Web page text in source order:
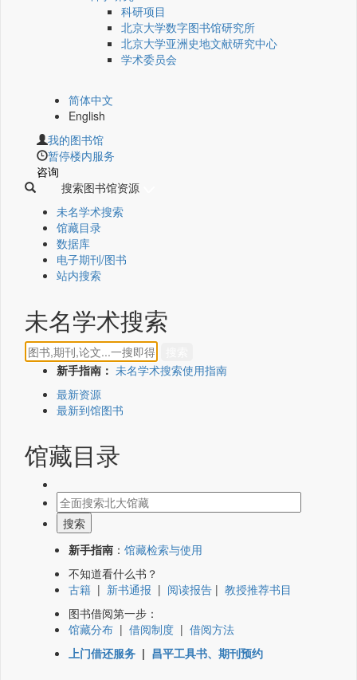
科研项目
北京大学数字图书馆研究所
北京大学亚洲史地文献研究中心
学术委员会
简体中文
English
我的图书馆
暂停楼内服务
咨询
搜索图书馆资源
未名学术搜索
馆藏目录
数据库
电子期刊/图书
站内搜索
未名学术搜索
新手指南： 未名学术搜索使用指南
最新资源
最新到馆图书
馆藏目录
新手指南 ： 馆藏检索与使用
不知道看什么书？
古籍 | 新书通报 | 阅读报告 | 教授推荐书目
图书借阅第一步：
馆藏分布 | 借阅制度 | 借阅方法
上门借还服务 | 昌平工具书、期刊预约